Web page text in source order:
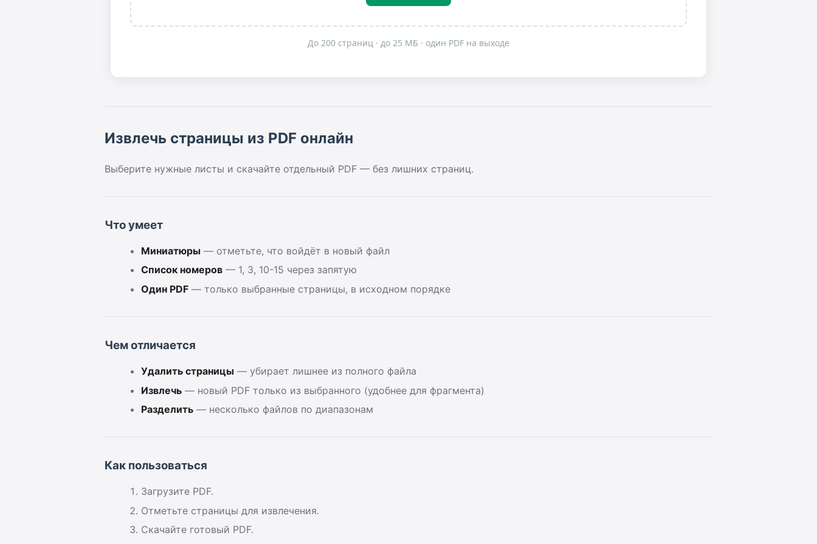
До 200 страниц · до 25 МБ · один PDF на выходе
Извлечь страницы из PDF онлайн
Выберите нужные листы и скачайте отдельный PDF — без лишних страниц.
Что умеет
Миниатюры — отметьте, что войдёт в новый файл
Список номеров — 1, 3, 10-15 через запятую
Один PDF — только выбранные страницы, в исходном порядке
Чем отличается
Удалить страницы — убирает лишнее из полного файла
Извлечь — новый PDF только из выбранного (удобнее для фрагмента)
Разделить — несколько файлов по диапазонам
Как пользоваться
Загрузите PDF.
Отметьте страницы для извлечения.
Скачайте готовый PDF.